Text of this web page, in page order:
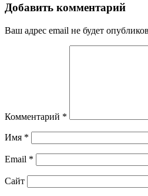
Добавить комментарий
Ваш адрес email не будет
Комментарий *
Имя *
Email *
Сайт